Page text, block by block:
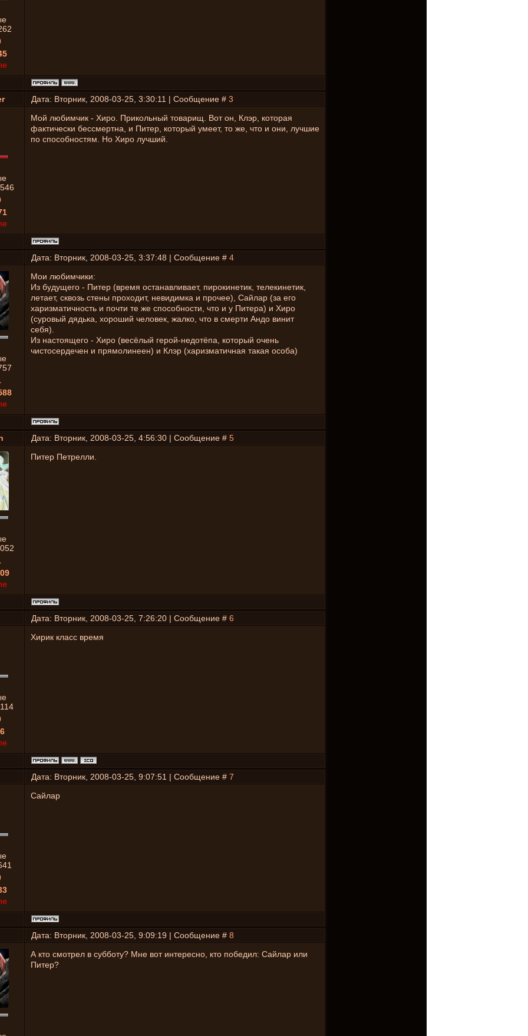
Дата: Вторник, 2008-03-25, 3:30:11 | Сообщение # 3
Мой любимчик - Хиро. Прикольный товарищ. Вот он, Клэр, которая
фактически бессмертна, и Питер, который умеет, то же, что и они, лучшие
по способностям. Но Хиро лучший.
Дата: Вторник, 2008-03-25, 3:37:48 | Сообщение # 4
Мои любимчики:
Из будущего - Питер (время останавливает, пирокинетик, телекинетик,
летает, сквозь стены проходит, невидимка и прочее), Сайлар (за его
харизматичность и почти те же способности, что и у Питера) и Хиро
(суровый дядька, хороший человек, жалко, что в смерти Андо винит
себя).
Из настоящего - Хиро (весёлый герой-недотёпа, который очень
чистосердечен и прямолинеен) и Клэр (харизматичная такая особа)
Дата: Вторник, 2008-03-25, 4:56:30 | Сообщение # 5
Питер Петрелли.
Дата: Вторник, 2008-03-25, 7:26:20 | Сообщение # 6
6
Хирик класс время
Дата: Вторник, 2008-03-25, 9:07:51 | Сообщение # 7
Сайлар
Дата: Вторник, 2008-03-25, 9:09:19 | Сообщение # 8
А кто смотрел в субботу? Мне вот интересно, кто победил: Сайлар или
Питер?